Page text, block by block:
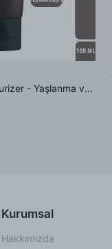
Dr.Different 131 Moisturizer - Yaşlanma ve Kırışıklık Karşıtı Kolesterol İçerikli Nemlendirici Krem
Kurumsal
Hakkımızda